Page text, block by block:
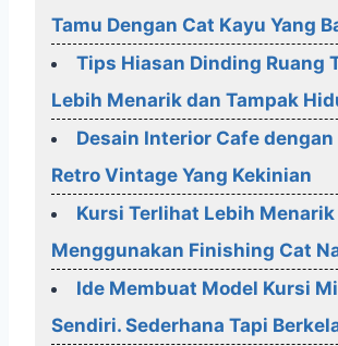
Tamu Dengan Cat Kayu Yang
Tips Hiasan Dinding Ruang
Lebih Menarik dan Tampak
Desain Interior Cafe
Retro Vintage Yang Kekinian
Kursi Terlihat Lebih Menarik
Menggunakan Finishing Cat
Ide Membuat Model Kursi
Sendiri. Sederhana Tapi